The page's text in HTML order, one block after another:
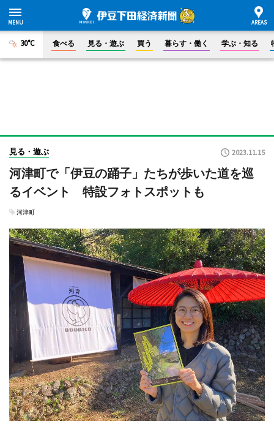
30°C 食べる 見る・遊ぶ 買う 暮らす・働く 学ぶ・知る
見る・遊ぶ 2023.11.15
河津町で「伊豆の踊子」たちが歩いた道を巡
るイベント 特設フォトスポットも
河津町